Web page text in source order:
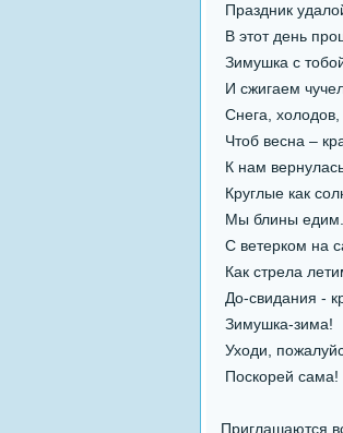
Праздник
В этот день
Зимушка с
И сжигаем
Снега, холодов,
Чтоб весна –
К нам
Круглые как
Мы блины едим.
С ветерком на
Как стрела
До-свидания -
Зимушка-зима!
Уходи,
Поскорей сама!
Приглашаются